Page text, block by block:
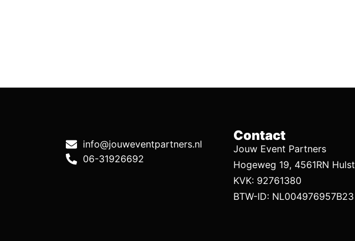
info@jouweventpartners.nl
06-31926692
Contact
Jouw Event Partners
Hogeweg 19, 4561RN Hulst
KVK: 92761380
BTW-ID: NL004976957B23